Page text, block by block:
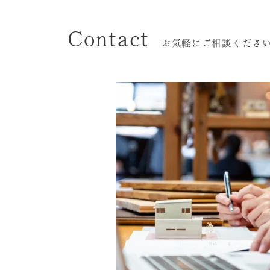
Contact お気軽にご相談くださ